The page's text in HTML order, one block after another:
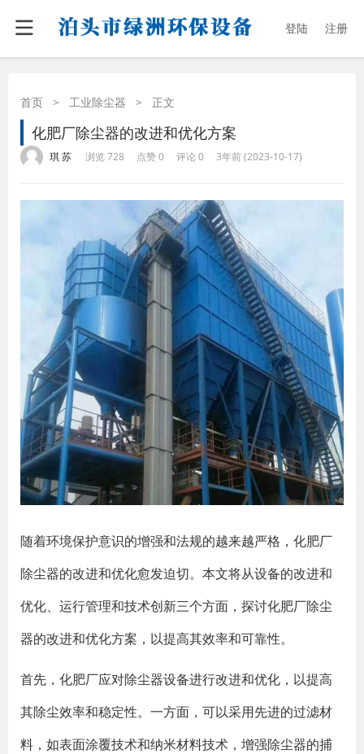
登陆 注册
首页 > 工业除尘器 > 正文
化肥厂除尘器的改进和优化方案
琪 苏 浏览 728 点赞 0 评论 0 3年前 (2023-10-17)
随着环境保护意识的增强和法规的越来越严格，化肥厂
除尘器的改进和优化愈发迫切。本文将从设备的改进和
优化、运行管理和技术创新三个方面，探讨化肥厂除尘
器的改进和优化方案，以提高其效率和可靠性。
首先，化肥厂应对除尘器设备进行改进和优化，以提高
其除尘效率和稳定性。一方面，可以采用先进的过滤材
料，如表面涂覆技术和纳米材料技术，增强除尘器的捕